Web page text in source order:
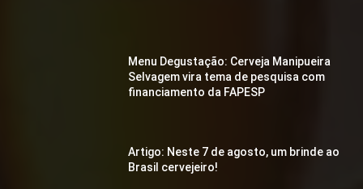
Menu Degustação: Cerveja Manipueira
Selvagem vira tema de pesquisa com
financiamento da FAPESP
Artigo: Neste 7 de agosto, um brinde ao
Brasil cervejeiro!